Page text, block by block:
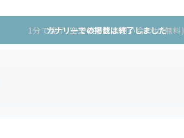
1分で完了!空室状況をお問い合わせ(無料)
カナリーでの掲載は終了しました